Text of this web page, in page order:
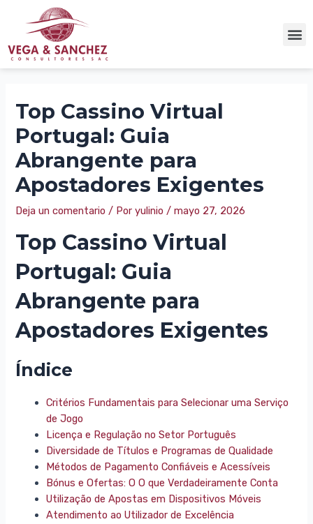
Top Cassino Virtual
Portugal: Guia
Abrangente para
Apostadores Exigentes
Deja un comentario / Poryulinio /mayo 27, 2026
Top Cassino Virtual
Portugal: Guia
Abrangente para
Apostadores Exigentes
Índice
Critérios Fundamentais para Selecionar uma Serviço
de Jogo
Licença e Regulação no Setor Português
Diversidade de Títulos e Programas de Qualidade
Métodos de Pagamento Confiáveis e Acessíveis
Bónus e Ofertas: O O que Verdadeiramente Conta
Utilização de Apostas em Dispositivos Móveis
Atendimento ao Utilizador de Excelência